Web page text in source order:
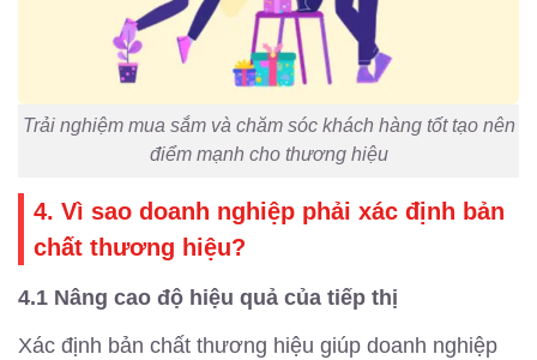
Trải nghiệm mua sắm và chăm sóc khách hàng tốt tạo nên
điểm mạnh cho thương hiệu
4. Vì sao doanh nghiệp phải xác định bản
chất thương hiệu?
4.1 Nâng cao độ hiệu quả của tiếp thị
Xác định bản chất thương hiệu giúp doanh nghiệp